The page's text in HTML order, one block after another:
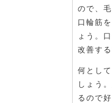
ので、
口輪筋
ょう。
改善す
何とし
しょう
るので